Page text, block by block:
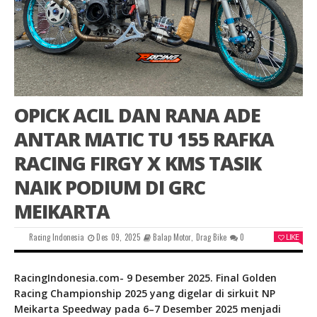
OPICK ACIL DAN RANA ADE
ANTAR MATIC TU 155 RAFKA
RACING FIRGY X KMS TASIK
NAIK PODIUM DI GRC
MEIKARTA
Racing Indonesia Des 09, 2025 Balap Motor, Drag Bike 0 LIKE
RacingIndonesia.com- 9 Desember 2025. Final Golden
Racing Championship 2025 yang digelar di sirkuit NP
Meikarta Speedway pada 6–7 Desember 2025 menjadi